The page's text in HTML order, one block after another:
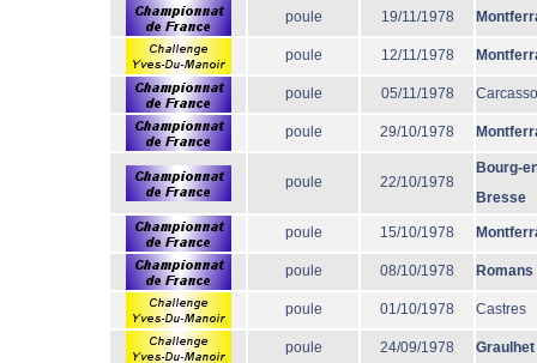
poule 19/11/1978
poule 12/11/1978
poule 05/11/1978
poule 29/10/1978
poule 22/10/1978
Bourg-
Bresse
poule 15/10/1978
poule 08/10/1978 Romans
poule 01/10/1978 Castres
poule 24/09/1978 Graulhet